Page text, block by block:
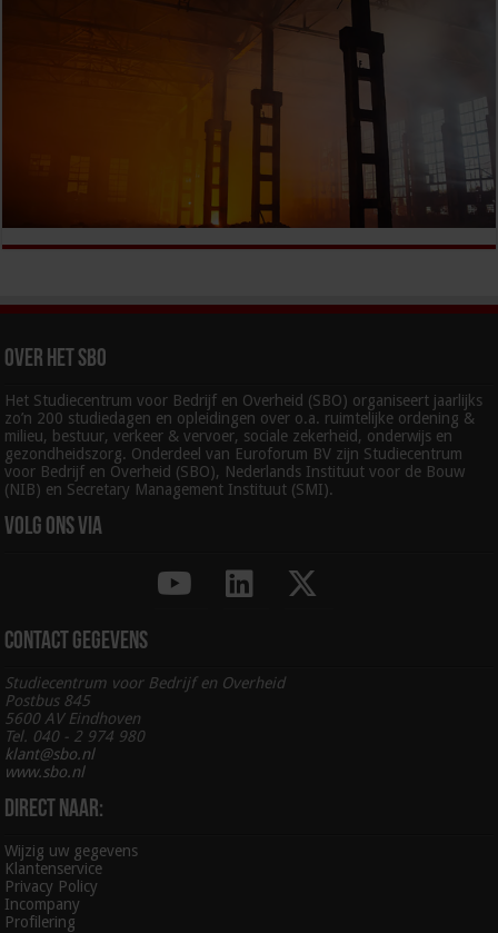
Over het SBO
Het Studiecentrum voor Bedrijf en Overheid (SBO) organiseert jaarlijks
zo’n 200 studiedagen en opleidingen over o.a. ruimtelijke ordening &
milieu, bestuur, verkeer & vervoer, sociale zekerheid, onderwijs en
gezondheidszorg. Onderdeel van Euroforum BV zijn Studiecentrum
voor Bedrijf en Overheid (SBO), Nederlands Instituut voor de Bouw
(NIB) en Secretary Management Instituut (SMI).
Volg ons via
Contact gegevens
Studiecentrum voor Bedrijf en Overheid
Postbus 845
5600 AV Eindhoven
Tel. 040 - 2 974 980
klant@sbo.nl
www.sbo.nl
Direct naar:
Wijzig uw gegevens
Klantenservice
Privacy Policy
Incompany
Profilering